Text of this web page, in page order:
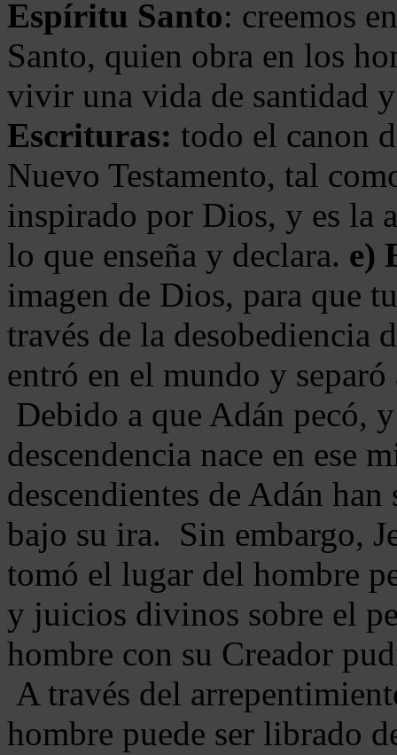
Espíritu Santo: creemos
Santo, quien obra en los
vivir una vida de santidad
Escrituras: todo el canon
Nuevo Testamento, tal
inspirado por Dios, y es la
lo que enseña y declara. e)
imagen de Dios, para que
través de la desobediencia
entró en el mundo y
Debido a que Adán pecó,
descendencia nace en ese
descendientes de Adán
bajo su ira. Sin embargo,
tomó el lugar del hombre
y juicios divinos sobre el
hombre con su Creador
A través del
hombre puede ser librado